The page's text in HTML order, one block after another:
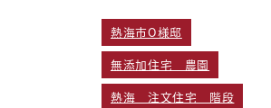
熱海市O様邸
無添加住宅 農園
熱海 注文住宅 階段